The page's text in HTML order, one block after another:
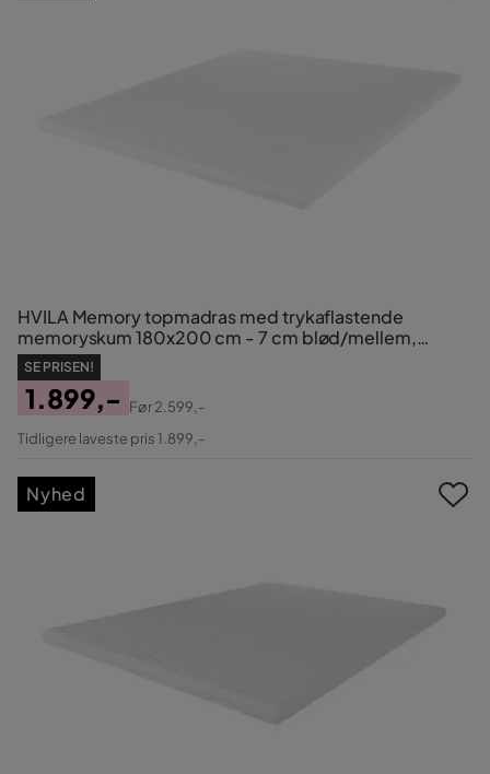
HVILA Memory topmadras med trykaflastende
memoryskum 180x200 cm - 7 cm blød/mellem,
vaskbart betræk
SE PRISEN!
Pris
1.899,-
Original
Før2.599,-
Tidligere laveste pris 1.899,-
Nyhed